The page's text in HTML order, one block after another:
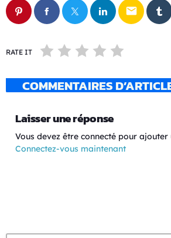
email
RATE IT
COMMENTAIRES
Laisser une réponse
Vous devez être connecté pour
Connectez-vous maintenant